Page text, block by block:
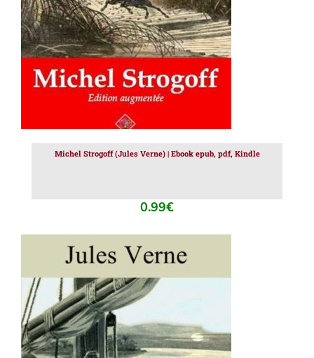
Michel Strogoff (Jules Verne) | Ebook epub, pdf, Kindle
0.99€